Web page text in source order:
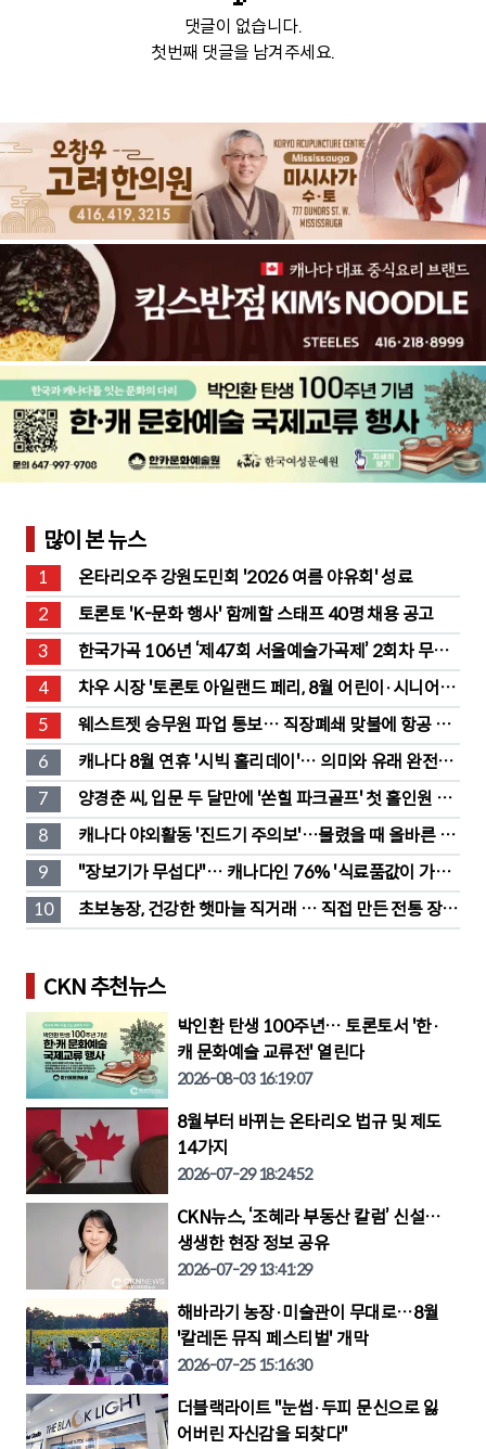
댓글이 없습니다.
첫번째 댓글을 남겨주세요.
많이 본 뉴스
1
온타리오주 강원도민회 '2026 여름 야유회' 성료
2
토론토 'K-문화 행사' 함께할 스태프 40명 채용 공고
3
한국가곡 106년 ‘제47회 서울예술가곡제’ 2회차 무대
성황
4
차우 시장 '토론토 아일랜드 페리, 8월 어린이·시니어 무
료' 발표
5
웨스트젯 승무원 파업 통보… 직장폐쇄 맞불에 항공 대
란
6
캐나다 8월 연휴 '시빅 홀리데이'… 의미와 유래 완전정
리
7
양경춘 씨, 입문 두 달만에 '쏜힐 파크골프' 첫 홀인원 주
인공
8
캐나다 야외활동 '진드기 주의보'…물렸을 때 올바른 대
처법은?
9
"장보기가 무섭다"… 캐나다인 76% '식료품값이 가장
부담'
10
초보농장, 건강한 햇마늘 직거래 … 직접 만든 전통 장류
도 판매
CKN 추천뉴스
박인환 탄생 100주년… 토론토서 '한·
캐 문화예술 교류전' 열린다
2026-08-03 16:19:07
8월부터 바뀌는 온타리오 법규 및 제도
14가지
2026-07-29 18:24:52
CKN뉴스, ‘조혜라 부동산 칼럼’ 신설…
생생한 현장 정보 공유
2026-07-29 13:41:29
해바라기 농장·미술관이 무대로…8월
'칼레돈 뮤직 페스티벌' 개막
2026-07-25 15:16:30
더블랙라이트 "눈썹·두피 문신으로 잃
어버린 자신감을 되찾다"